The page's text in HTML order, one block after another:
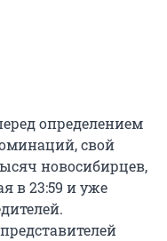
определением
свой
новосибирцев,
в 23:59 и уже